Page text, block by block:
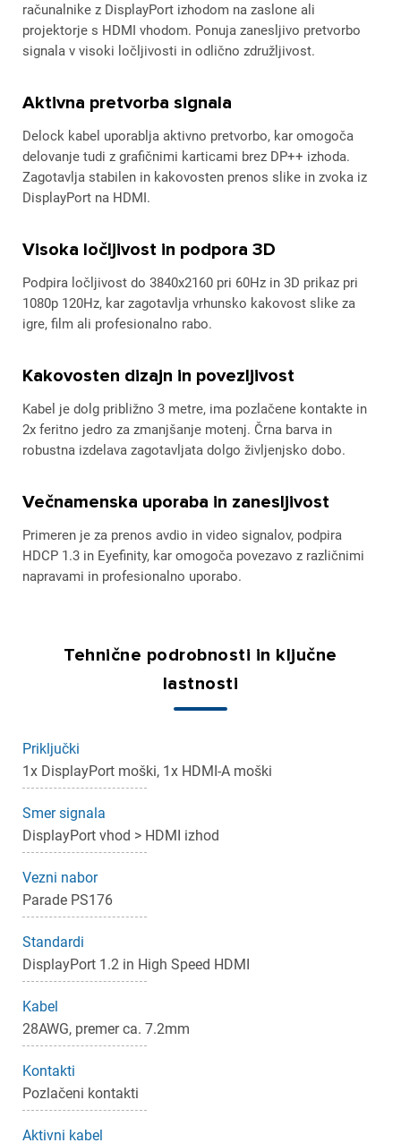
računalnike z DisplayPort izhodom na zaslone ali
projektorje s HDMI vhodom. Ponuja zanesljivo pretvorbo
signala v visoki ločljivosti in odlično združljivost.
Aktivna pretvorba signala
Delock kabel uporablja aktivno pretvorbo, kar omogoča
delovanje tudi z grafičnimi karticami brez DP++ izhoda.
Zagotavlja stabilen in kakovosten prenos slike in zvoka iz
DisplayPort na HDMI.
Visoka ločljivost in podpora 3D
Podpira ločljivost do 3840x2160 pri 60Hz in 3D prikaz pri
1080p 120Hz, kar zagotavlja vrhunsko kakovost slike za
igre, film ali profesionalno rabo.
Kakovosten dizajn in povezljivost
Kabel je dolg približno 3 metre, ima pozlačene kontakte in
2x feritno jedro za zmanjšanje motenj. Črna barva in
robustna izdelava zagotavljata dolgo življenjsko dobo.
Večnamenska uporaba in zanesljivost
Primeren je za prenos avdio in video signalov, podpira
HDCP 1.3 in Eyefinity, kar omogoča povezavo z različnimi
napravami in profesionalno uporabo.
Tehnične podrobnosti in ključne
lastnosti
Priključki
1x DisplayPort moški, 1x HDMI-A moški
Smer signala
DisplayPort vhod > HDMI izhod
Vezni nabor
Parade PS176
Standardi
DisplayPort 1.2 in High Speed HDMI
Kabel
28AWG, premer ca. 7.2mm
Kontakti
Pozlačeni kontakti
Aktivni kabel